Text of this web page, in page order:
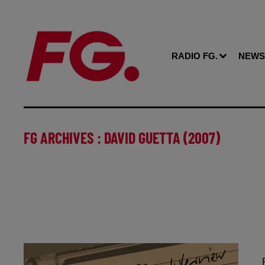
RADIO FG. NEWS
FG ARCHIVES : DAVID GUETTA (2007)